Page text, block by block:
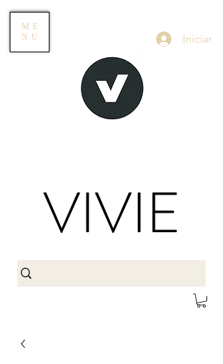
ME
NU
Iniciar
VIVIE